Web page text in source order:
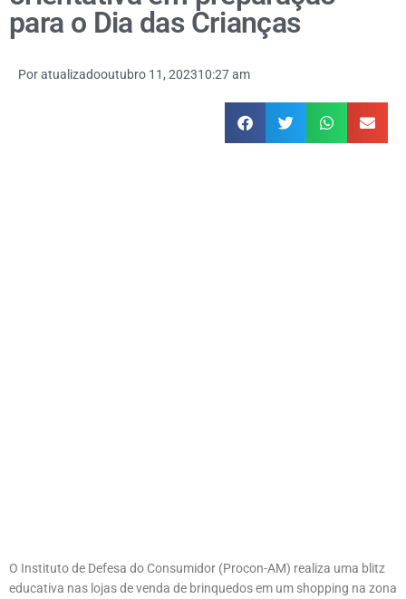
para o Dia das Crianças
Poratualizadooutubro 11, 202310:27 am
O Instituto de Defesa do Consumidor (Procon-AM) realiza uma blitz
educativa nas lojas de venda de brinquedos em um shopping na zona